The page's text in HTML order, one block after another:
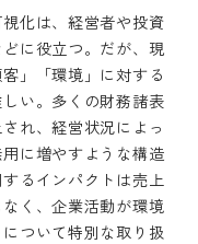
化は、経営者や投資
に役立つ。だが、現
」「環境」に対する
い。多くの財務諸表
れ、経営状況によっ
に増やすような構造
るインパクトは売上
く、企業活動が環境
ついて特別な取り扱